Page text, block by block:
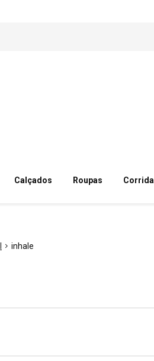
Calçados Roupas Corrida
inhale